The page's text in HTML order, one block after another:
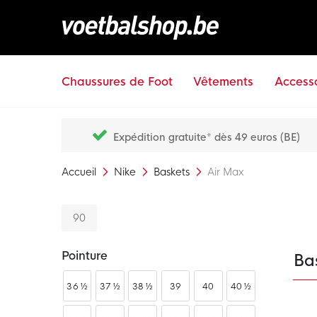
Chaussures de Foot Vêtements
Expédition gratuite* dès 49 euros (BE)
Accueil Nike Baskets Air Max
90
Pointure
36 ½ 37 ½ 38 ½ 39 40 40 ½